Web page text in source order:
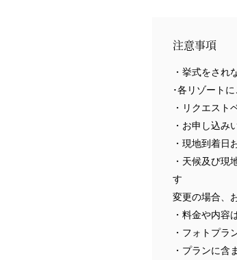
注意事項
・挙式をされ
･各リゾート
・リクエスト
・お申し込み
・現地到着日
・天候及び
す
変更の場合、
・料金や内容
・フォトプラ
・プランに含